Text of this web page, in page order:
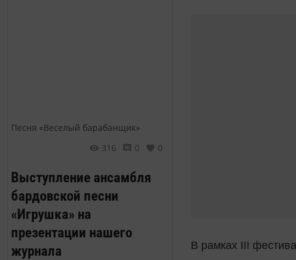
Песня «Веселый барабанщик»
316
0 0
Выступление ансамбля
бардовской песни
«Игрушка» на
презентации нашего
журнала
В рамках III